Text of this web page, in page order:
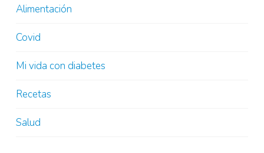
Alimentación
Covid
Mi vida con diabetes
Recetas
Salud